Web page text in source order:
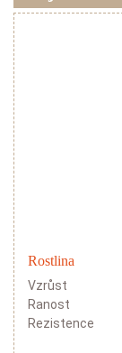
Rostlina
Vzrůst
Ranost
Rezistence